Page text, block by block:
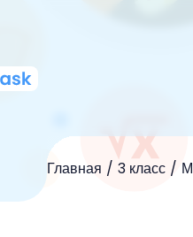
Главная 3 класс